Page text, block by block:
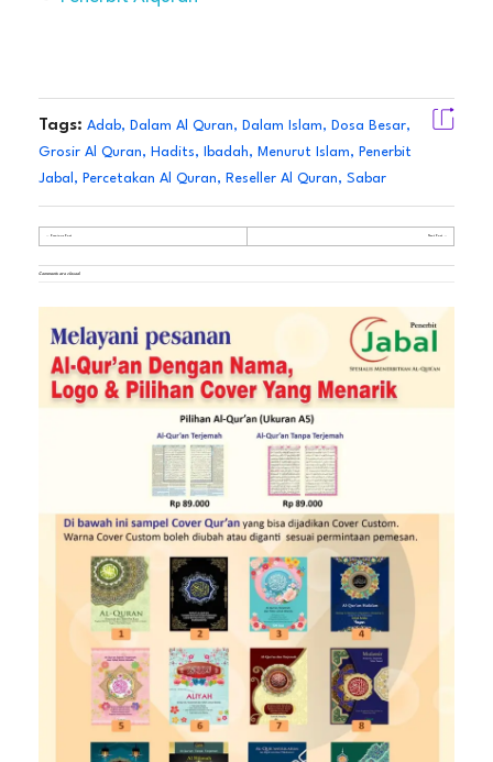
Tags: Adab, Dalam Al Quran, Dalam Islam, Dosa Besar,
Grosir Al Quran, Hadits, Ibadah, Menurut Islam, Penerbit
Jabal , Percetakan Al Quran, Reseller Al Quran, Sabar
Comments are closed.